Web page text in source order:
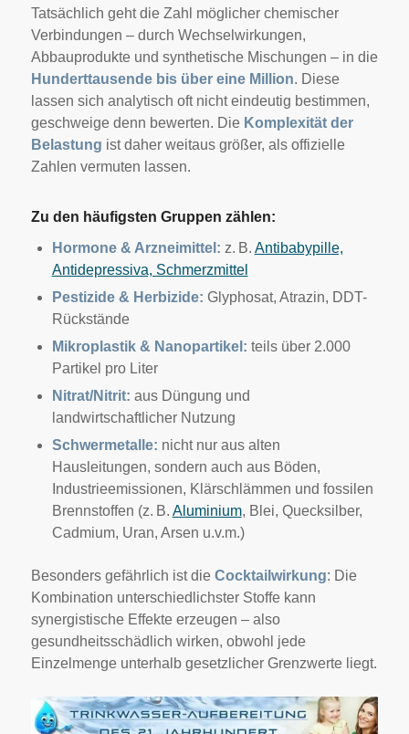
Tatsächlich geht die Zahl möglicher chemischer
Verbindungen – durch Wechselwirkungen,
Abbauprodukte und synthetische Mischungen – in die
Hunderttausende bis über eine Million. Diese
lassen sich analytisch oft nicht eindeutig bestimmen,
geschweige denn bewerten. Die Komplexität der
Belastung ist daher weitaus größer, als offizielle
Zahlen vermuten lassen.
Zu den häufigsten Gruppen zählen:
Hormone & Arzneimittel: z. B. Antibabypille,
Antidepressiva, Schmerzmittel
Pestizide & Herbizide: Glyphosat, Atrazin, DDT-
Rückstände
Mikroplastik & Nanopartikel: teils über 2.000
Partikel pro Liter
Nitrat/Nitrit: aus Düngung und
landwirtschaftlicher Nutzung
Schwermetalle: nicht nur aus alten
Hausleitungen, sondern auch aus Böden,
Industrieemissionen, Klärschlämmen und fossilen
Brennstoffen (z. B. Aluminium, Blei, Quecksilber,
Cadmium, Uran, Arsen u.v.m.)
Besonders gefährlich ist die Cocktailwirkung: Die
Kombination unterschiedlichster Stoffe kann
synergistische Effekte erzeugen – also
gesundheitsschädlich wirken, obwohl jede
Einzelmenge unterhalb gesetzlicher Grenzwerte liegt.